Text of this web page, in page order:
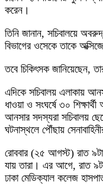
করেন।
তিনি জানান, সচিবালয়ে
বিভাগের ওসেকে তাকে
তবে চিকিৎসক জানিয়েছেন,
এদিকে সচিবালয় এলাকায়
ধাওয়া ও সংঘর্ষে ৩০
আনসার সদস্যরা সচিবালয়
ঘটনাস্থলে পৌঁছায়
রোববার (২৫ আগস্ট) রাত ৯টা
যায় তারা। এর আগে, রাত
ঢাকা মেডিক্যাল কলেজ